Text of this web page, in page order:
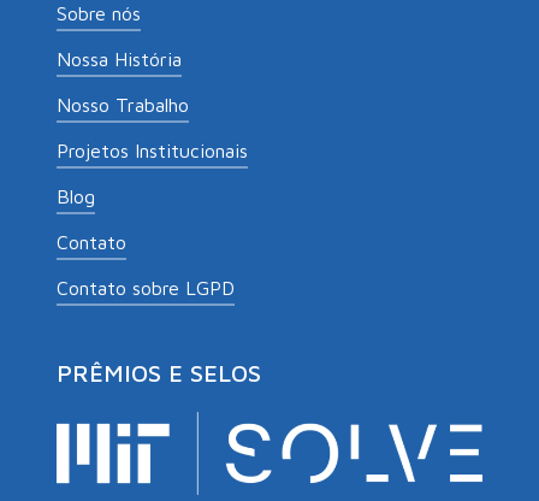
Sobre nós
Nossa História
Nosso Trabalho
Projetos Institucionais
Blog
Contato
Contato sobre LGPD
PRÊMIOS E SELOS